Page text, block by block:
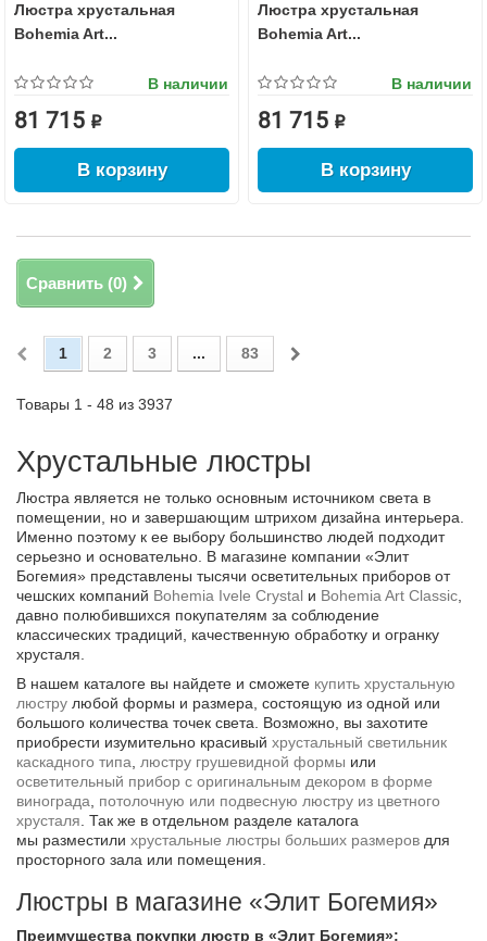
Люстра хрустальная
Bohemia Art...
В наличии
81 715 ₽
В корзину
Люстра хрустальная
Bohemia Art...
В наличии
81 715 ₽
В корзину
Сравнить (0)
1 2 3 ... 83
Товары 1 - 48 из 3937
Хрустальные люстры
Люстра является не только основным источником света в
помещении, но и завершающим штрихом дизайна интерьера.
Именно поэтому к ее выбору большинство людей подходит
серьезно и основательно. В магазине компании «Элит
Богемия» представлены тысячи осветительных приборов от
чешских компаний Bohemia Ivele Crystal и Bohemia Art Classic
давно полюбившихся покупателям за соблюдение
классических традиций, качественную обработку и огранку
хрусталя.
В нашем каталоге вы найдете и сможете купить хрустальную
люстру любой формы и размера, состоящую из одной или
большого количества точек света. Возможно, вы захотите
приобрести изумительно красивый хрустальный светильник
каскадного типа
люстру грушевидной формы или
осветительный прибор с оригинальным декором в форме
винограда
потолочную или подвесную люстру из цветного
хрусталя . Так же в отдельном разделе каталога
мы разместили хрустальные люстры больших размеров для
просторного зала или помещения.
Люстры в магазине «Элит Богемия»
Преимущества покупки люстр в «Элит Богемия»: